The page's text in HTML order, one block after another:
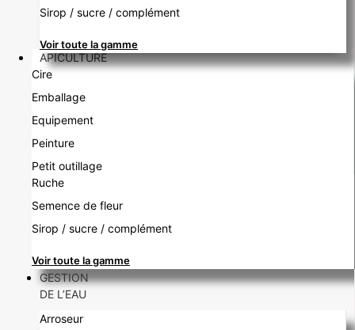
Sirop / sucre / complément
Voir toute la gamme
APICULTURE
Cire
Emballage
Equipement
Peinture
Petit outillage
Ruche
Semence de fleur
Sirop / sucre / complément
Voir toute la gamme
GESTION
DE L’EAU
Arroseur